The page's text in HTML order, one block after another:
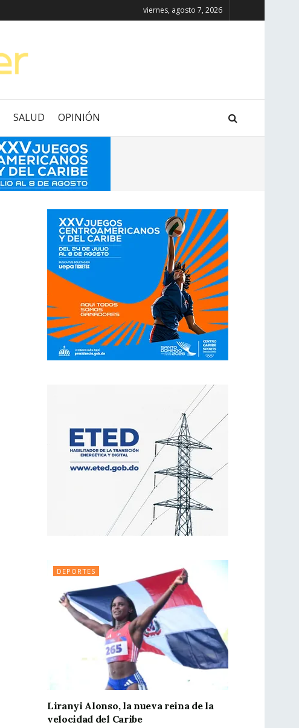
viernes, agosto 7, 2026
SALUD OPINIÓN
DEPORTES
Liranyi Alonso, la nueva reina de la
velocidad del Caribe